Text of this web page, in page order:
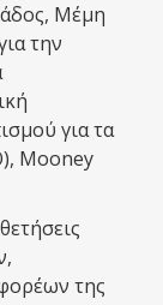
Μέμη
την
για τα
Mooney
της